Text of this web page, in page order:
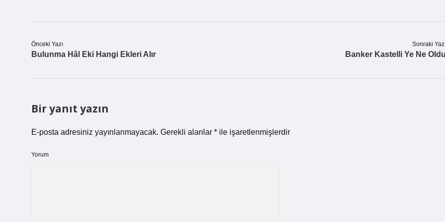
Önceki Yazı
Bulunma Hâl Eki Hangi Ekleri Alır
Sonraki
Banker Kastelli Ye Ne
Bir yanıt yazın
E-posta adresiniz yayınlanmayacak. Gerekli alanlar * ile işaretlenmişlerdir
Yorum